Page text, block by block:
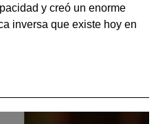
y creó un enorme
inversa que existe hoy en